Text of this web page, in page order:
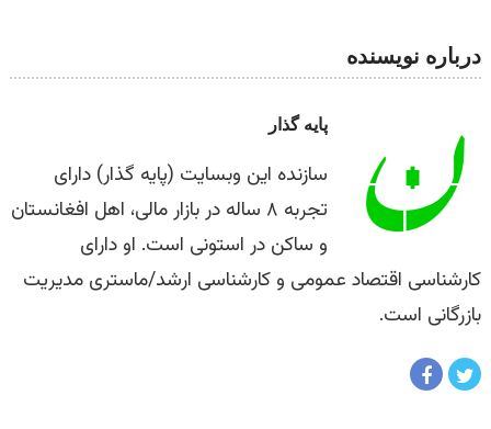
درباره نویسنده
پایه گذار
سازنده این وبسایت (پایه گذار) دارای
تجربه ۸ ساله در بازار مالی، اهل افغانستان
و ساکن در استونی است. او دارای
کارشناسی اقتصاد عمومی و کارشناسی ارشد/ماستری مدیریت
بازرگانی است.